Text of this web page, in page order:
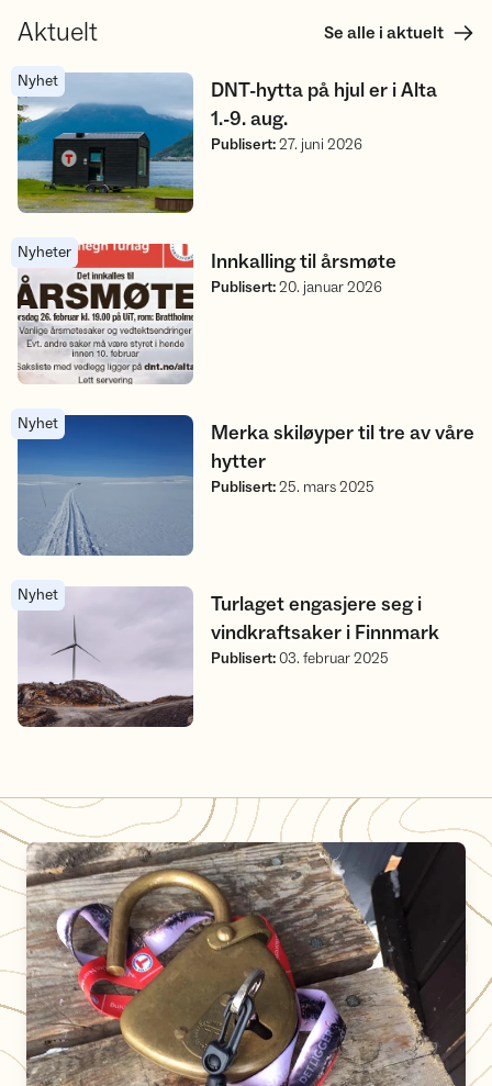
Aktuelt Se alle i aktuelt
DNT-hytta på hjul er i Alta 1.-9. aug.
Nyhet
Publisert:27. juni 2026
DNT-hytta på hjul er i Alta
1.-9. aug.
Innkalling til årsmøte
Nyheter
Publisert:20. januar 2026
Innkalling til årsmøte
Merka skiløyper til tre av våre hytter
Nyhet
Publisert:25. mars 2025
Merka skiløyper til tre av våre
hytter
Turlaget engasjere seg i vindkraftsaker i Finnmark
Nyhet
Publisert:03. februar 2025
Turlaget engasjere seg i
vindkraftsaker i Finnmark
Her får du tak i DNT-nøkkelen i Alta